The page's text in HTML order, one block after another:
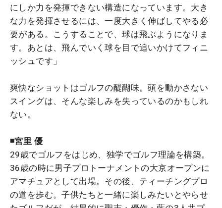
にしか力を発揮できない構造になっています。大き
な力を発揮させるには、一度大きく伸ばしてやる必
要がある。こうすることで、球は飛ぶようになりま
す。あとは、飛んでいく球を目で追いかけてフィニ
ッシュです」
爽快なショットはゴルフの醍醐味。頭を動かさない
スイングは、そんな楽しみを失っているのかもしれ
ない。
◾️宮里 優
29歳でゴルフをはじめ、独学でゴルフ理論を構築。
36歳の時に男子プロトーナメントの大京オープンに
アマチュアとして出場。その後、ティーチングプロ
の道を歩む。子供たちと一緒に楽しみたいとやらせ